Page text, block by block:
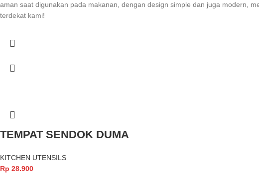
aman saat digunakan pada makanan, dengan design simple dan juga modern,
terdekat kami!
TEMPAT SENDOK DUMA
KITCHEN UTENSILS
Rp 28.900